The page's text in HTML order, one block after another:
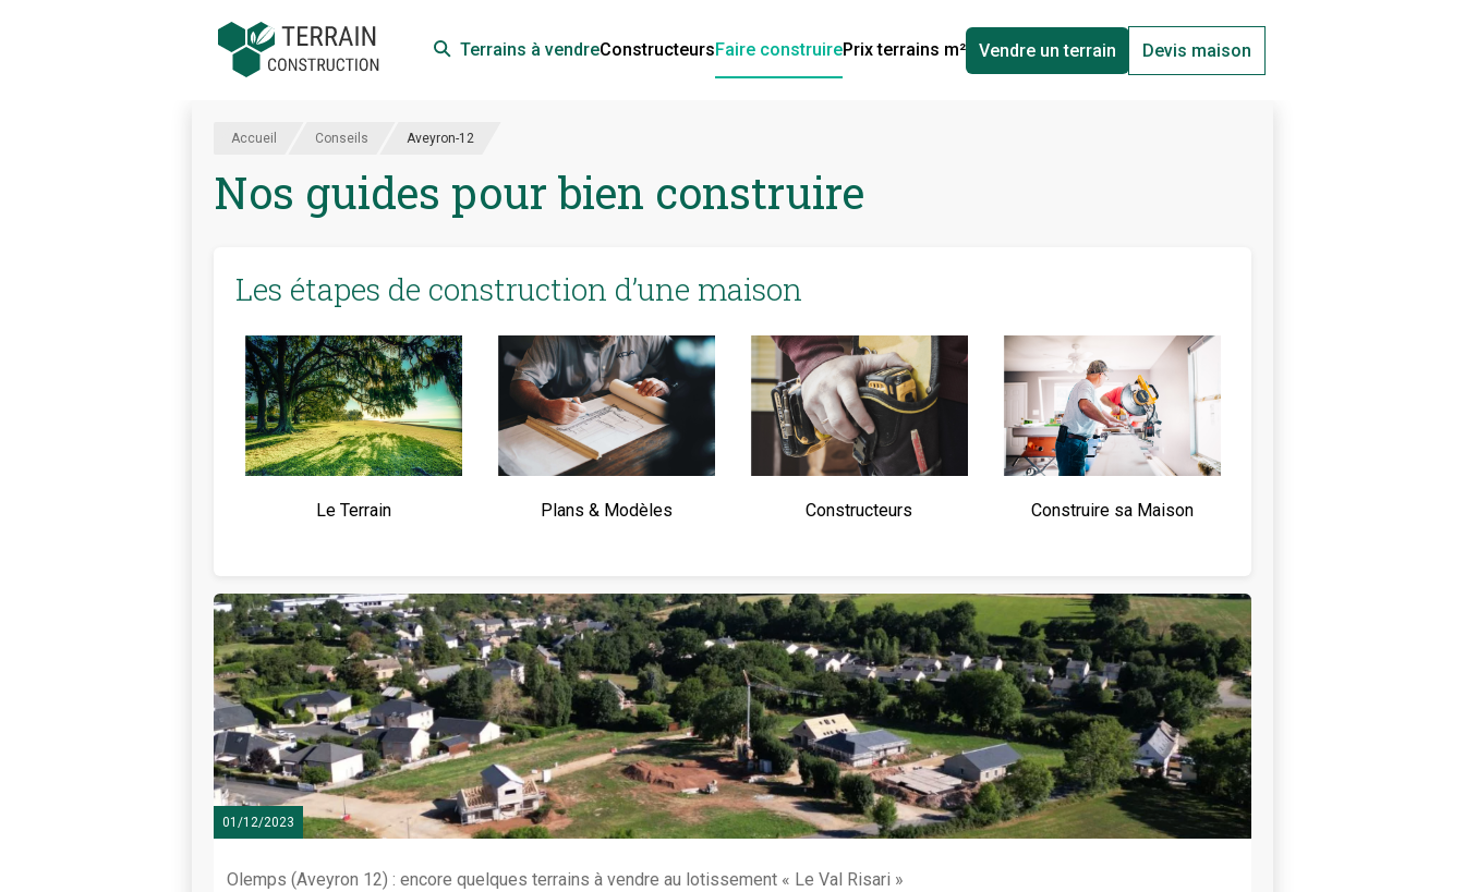
Terrains à vendreConstructeursFaire construirePrix terrains m² Vendre un terrain Devis maison
Accueil Conseils Aveyron-12
Nos guides pour bien construire
Les étapes de construction d’une maison
Le Terrain Plans & Modèles Constructeurs Construire sa Maison
01/12/2023
Olemps (Aveyron 12) : encore quelques terrains à vendre au lotissement « Le Val Risari »